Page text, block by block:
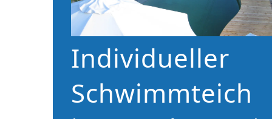
Individueller
Schwimmteich